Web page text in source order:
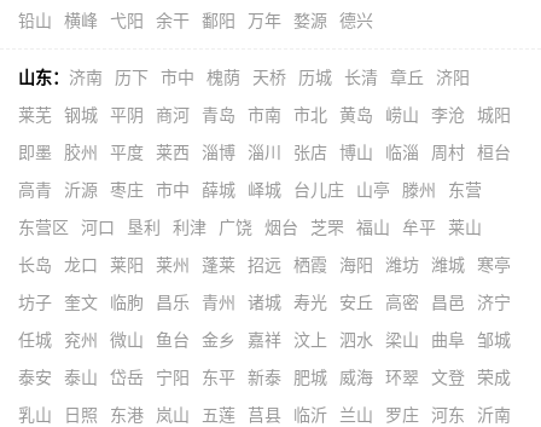
铅山
横峰 弋阳 余干 鄱阳 万年 婺源 德兴
山东： 济南 历下 市中 槐荫 天桥 历城 长清 章丘
济阳
莱芜
钢城 平阴 商河 青岛 市南 市北 黄岛 崂山 李沧
城阳
即墨
胶州 平度 莱西 淄博 淄川 张店 博山 临淄 周村
桓台
高青
沂源 枣庄 市中 薛城 峄城 台儿庄 山亭 滕州
东营
东营区
河口 垦利 利津 广饶 烟台 芝罘 福山 牟平
莱山
长岛
龙口 莱阳 莱州 蓬莱 招远 栖霞 海阳 潍坊 潍城
寒亭
坊子
奎文 临朐 昌乐 青州 诸城 寿光 安丘 高密 昌邑
济宁
任城
兖州 微山 鱼台 金乡 嘉祥 汶上 泗水 梁山 曲阜
邹城
泰安
泰山 岱岳 宁阳 东平 新泰 肥城 威海 环翠 文登
荣成
乳山
日照 东港 岚山 五莲 莒县 临沂 兰山 罗庄 河东
沂南